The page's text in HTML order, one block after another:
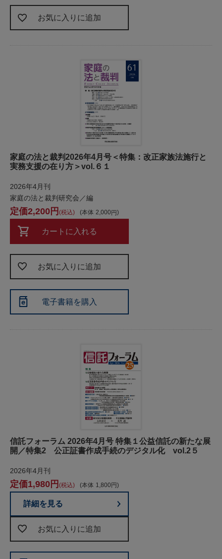
お気に入りに追加
家庭の法と裁判2026年4月号＜特集：改正家族法施行と
実務支援の在り方＞vol.６１
2026年4月刊
家庭の法と裁判研究会／編
本体 2,000
2,200 税込
カートに入れる
お気に入りに追加
電子書籍を購入
信託フォーラム 2026年4月号 特集１公益信託の新たな展
開／特集2 公正証書作成手続のデジタル化 vol.2５
2026年4月刊
本体 1,800
1,980 税込
詳細を見る
お気に入りに追加